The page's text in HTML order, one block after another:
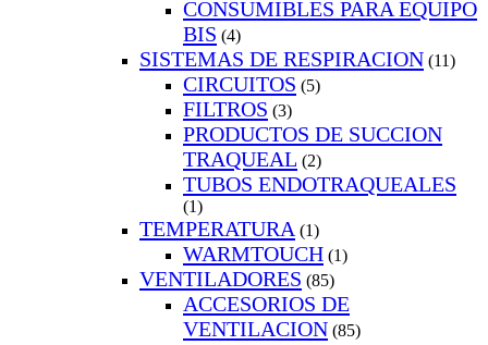
CONSUMIBLES PARA EQUIPO
BIS (4)
SISTEMAS DE RESPIRACION (11)
CIRCUITOS (5)
FILTROS (3)
PRODUCTOS DE SUCCION
TRAQUEAL (2)
TUBOS ENDOTRAQUEALES
(1)
TEMPERATURA (1)
WARMTOUCH (1)
VENTILADORES (85)
ACCESORIOS DE
VENTILACION (85)